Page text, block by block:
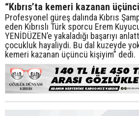
“Kıbrıs’ta kemeri kazanan
Profesyonel güreş dalında Kıbrıs
eden Kıbrıslı Türk sporcu Erem
YENİDÜZEN’e yakaladığı başarıyı
çocukluk hayaliydi. Bu dal kuzeyde
kemeri kazanan üçüncü kişiyim” dedi.